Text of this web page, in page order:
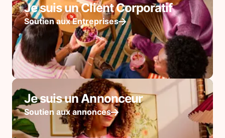
Je suis un Client Corporatif
Soutien aux Entreprises
Je suis un Annonceur
Soutien aux annonces